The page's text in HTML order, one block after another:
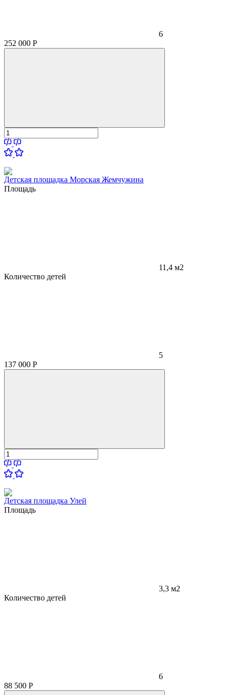
6
252 000 Р
Детская площадка Морская Жемчужина
Площадь
11,4 м2
Количество детей
5
137 000 Р
Детская площадка Улей
Площадь
3,3 м2
Количество детей
6
88 500 Р